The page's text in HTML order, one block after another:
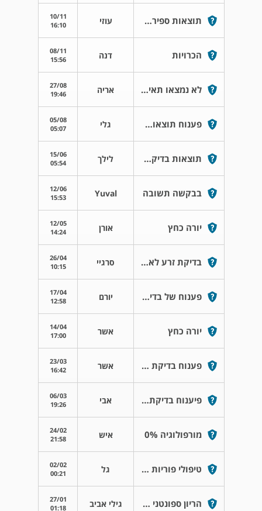
תוצאות ספירת זרע לאחר זיהום באשכים עוזי
10/11
16:10
הכרויות דנה
08/11
15:56
לא נמצאו תאי זרע בניתוח אריה
27/08
19:46
פענוח תוצאות בדיקת זרע גלי
05/08
05:07
תוצאות בדיקת זרע לילך
15/06
05:54
בבקשה תשובה Yuval
12/06
15:53
יורה כחץ אורן
12/05
14:24
בדיקת זרע לא תקינה , אבחנה teratozoospermia . סרגיי
26/04
10:15
פענוח של בדיקת זרע יורם
17/04
12:58
יורה כחץ אשר
14/04
17:00
פענוח בדיקת זרע אשר
23/03
16:42
פיענוח בדיקת זרע אבי
06/03
19:26
מורפולוגיה 0% איש
24/02
21:58
טיפולי פוריות לאחר מיקרו טסה גל
02/02
00:21
הריון ספונטני עם ota גילי אביב
27/01
01:18